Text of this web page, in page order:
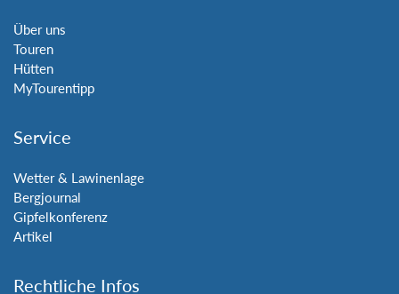
Über uns
Touren
Hütten
MyTourentipp
Service
Wetter & Lawinenlage
Bergjournal
Gipfelkonferenz
Artikel
Rechtliche Infos